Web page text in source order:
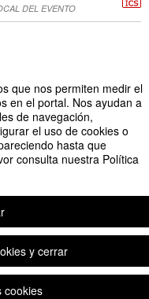
que nos permiten medir el
en el portal. Nos ayudan a
de navegación,
el uso de cookies o
hasta que
consulta nuestra Política
y cerrar
cookies
DEL EVENTO
de eventos Symposium